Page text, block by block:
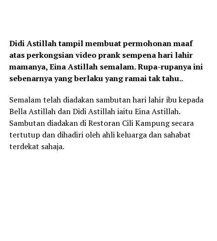
Didi Astillah tampil membuat permohonan maaf
atas perkongsian video prank sempena hari lahir
mamanya, Eina Astillah semalam. Rupa-rupanya ini
sebenarnya yang berlaku yang ramai tak tahu..
Semalam telah diadakan sambutan hari lahir ibu kepada
Bella Astillah dan Didi Astillah iaitu Eina Astillah.
Sambutan diadakan di Restoran Cili Kampung secara
tertutup dan dihadiri oleh ahli keluarga dan sahabat
terdekat sahaja.